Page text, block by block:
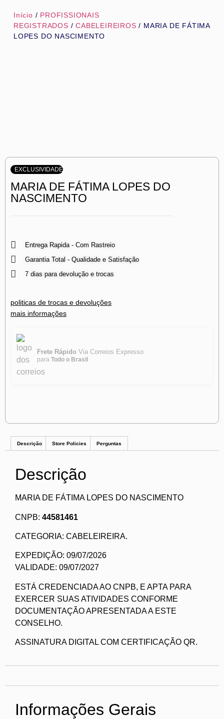
Início / PROFISSIONAIS
REGISTRADOS /CABELEIREIROS / MARIA DE FÁTIMA
LOPES DO NASCIMENTO
EXCLUSIVIDADE
MARIA DE FÁTIMA LOPES DO
NASCIMENTO
Entrega Rapida - Com Rastreio
Garantia Total - Qualidade e Satisfação
7 dias para devolução e trocas
politicas de trocas e devoluções
mais informações
Frete Rápido Via Correios Expresso
para Todo o Brasil
Descrição Store Policies Perguntas
Descrição
MARIA DE FÁTIMA LOPES DO NASCIMENTO
CNPB: 44581461
CATEGORIA: CABELEIREIRA.
EXPEDIÇÃO: 09/07/2026
VALIDADE: 09/07/2027
ESTÁ CREDENCIADA AO CNPB, E APTA PARA
EXERCER SUAS ATIVIDADES CONFORME
DOCUMENTAÇÃO APRESENTADA A ESTE
CONSELHO.
ASSINATURA DIGITAL COM CERTIFICAÇÃO QR.
Informações Gerais